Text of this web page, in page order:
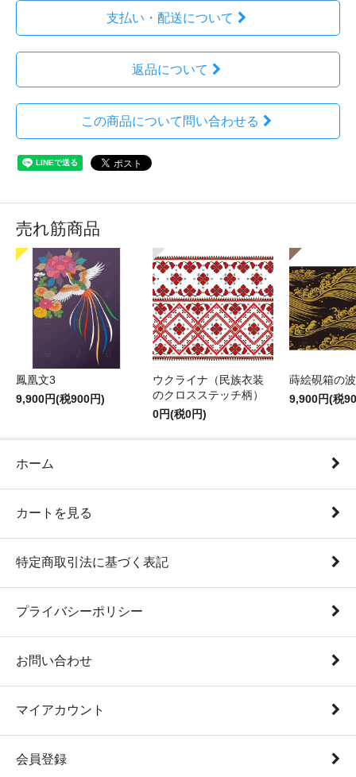
支払い・配送について
返品について
この商品について問い合わせる
売れ筋商品
鳳凰文3
9,900円(税900円)
ウクライナ（民族衣装
のクロスステッチ柄）
0円(税0円)
蒔絵硯箱の
9,900円(税
ホーム
カートを見る
特定商取引法に基づく表記
プライバシーポリシー
お問い合わせ
マイアカウント
会員登録